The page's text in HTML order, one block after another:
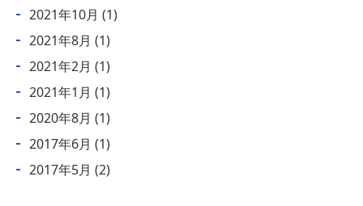
2021年10月 (1)
2021年8月 (1)
2021年2月 (1)
2021年1月 (1)
2020年8月 (1)
2017年6月 (1)
2017年5月 (2)